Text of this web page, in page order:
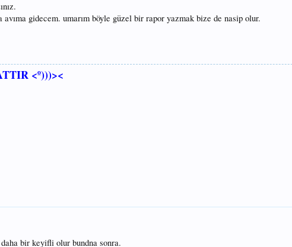
gidecem. umarım böyle güzel bir rapor yazmak bize de nasip olur.
<º)))><
bir keyifli olur bundna sonra.